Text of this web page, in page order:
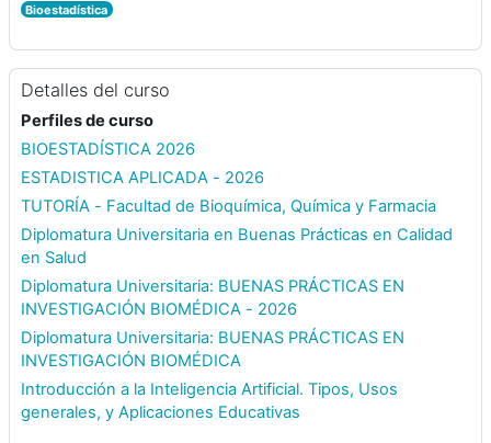
Bioestadística
Detalles del curso
Perfiles de curso
BIOESTADÍSTICA 2026
ESTADISTICA APLICADA - 2026
TUTORÍA - Facultad de Bioquímica, Química y Farmacia
Diplomatura Universitaria en Buenas Prácticas en Calidad
en Salud
Diplomatura Universitaria: BUENAS PRÁCTICAS EN
INVESTIGACIÓN BIOMÉDICA - 2026
Diplomatura Universitaria: BUENAS PRÁCTICAS EN
INVESTIGACIÓN BIOMÉDICA
Introducción a la Inteligencia Artificial. Tipos, Usos
generales, y Aplicaciones Educativas